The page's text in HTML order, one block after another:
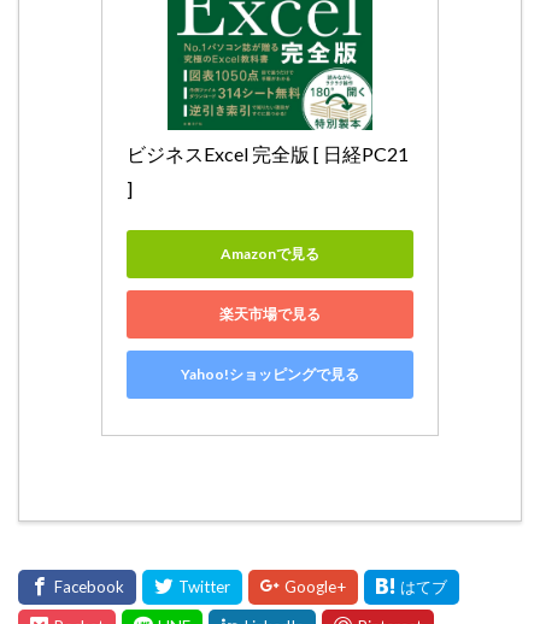
ビジネスExcel 完全版 [ 日経PC21
]
Amazonで見る
楽天市場で見る
Yahoo!ショッピングで見る